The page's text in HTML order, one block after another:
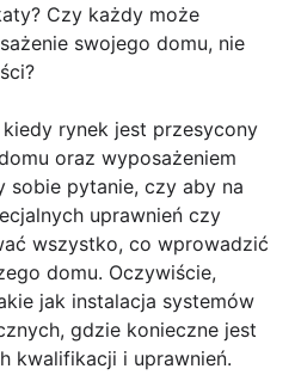
Czy każdy może
swojego domu, nie
rynek jest przesycony
oraz wyposażeniem
sobie pytanie, czy aby na
uprawnień czy
wszystko, co wprowadzić
domu. Oczywiście,
jak instalacja systemów
gdzie konieczne jest
kwalifikacji i uprawnień.